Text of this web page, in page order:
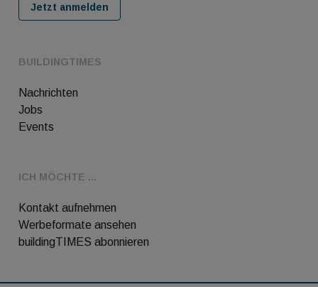
BUILDINGTIMES
Nachrichten
Jobs
Events
ICH MÖCHTE ...
Kontakt aufnehmen
Werbeformate ansehen
buildingTIMES abonnieren
Jetzt anmelden